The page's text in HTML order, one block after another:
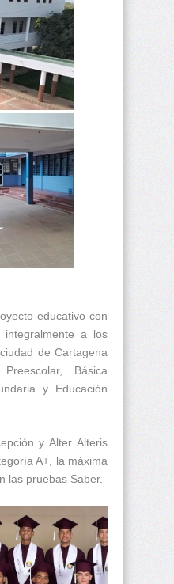
educativo con
a los
de Cartagena
Básica
y Educación
y Alter Alteris
A+, la máxima
las pruebas Saber.